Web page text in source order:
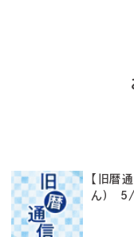
【旧暦
ん) 5/